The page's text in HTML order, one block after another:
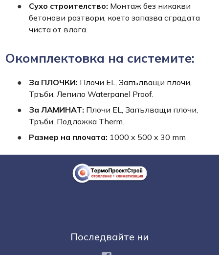
Сухо строителство: Монтаж без никакви
бетонови разтвори, което запазва сградата
чиста от влага.
Окомплектовка на системите:
За ПЛОЧКИ: Плочи EL, Запълващи плочи,
Тръби, Лепило Waterpanel Proof.
За ЛАМИНАТ: Плочи EL, Запълващи плочи,
Тръби, Подложка Therm.
Размер на плочата: 1000 x 500 x 30 mm
Последвайте ни